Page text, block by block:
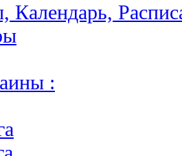
Календарь,
: